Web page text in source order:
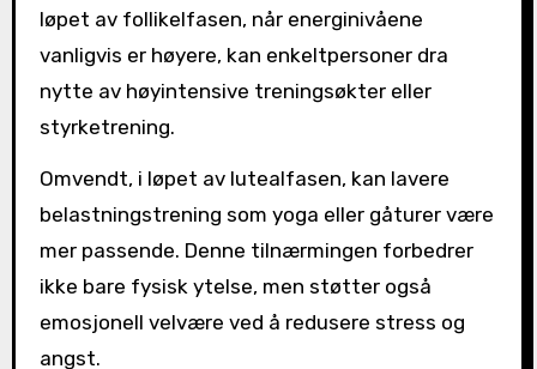
løpet av follikelfasen, når energinivåene
vanligvis er høyere, kan enkeltpersoner dra
nytte av høyintensive treningsøkter eller
styrketrening.
Omvendt, i løpet av lutealfasen, kan lavere
belastningstrening som yoga eller gåturer være
mer passende. Denne tilnærmingen forbedrer
ikke bare fysisk ytelse, men støtter også
emosjonell velvære ved å redusere stress og
angst.